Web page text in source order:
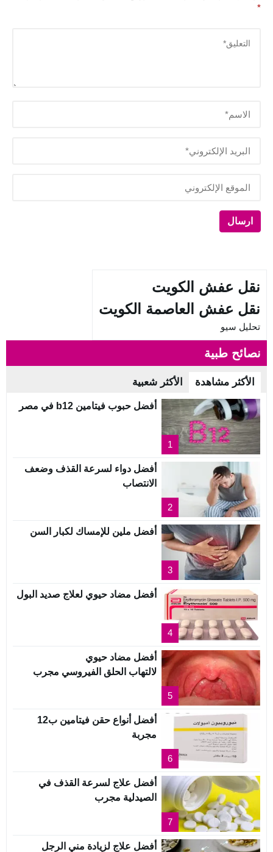
*
نقل عفش الكويت
نقل عفش العاصمة الكويت
تحليل سيو
نصائح طبية
الأكثر مشاهدة الأكثر شعبية
1
أفضل حبوب فيتامين b12 في مصر
2
أفضل دواء لسرعة القذف وضعف
الانتصاب
3
أفضل ملين للإمساك لكبار السن
4
أفضل مضاد حيوي لعلاج صديد البول
5
أفضل مضاد حيوي
لالتهاب الحلق الفيروسي مجرب
6
أفضل أنواع حقن فيتامين ب12
مجربة
7
أفضل علاج لسرعة القذف في
الصيدلية مجرب
أفضل علاج لزيادة مني الرجل